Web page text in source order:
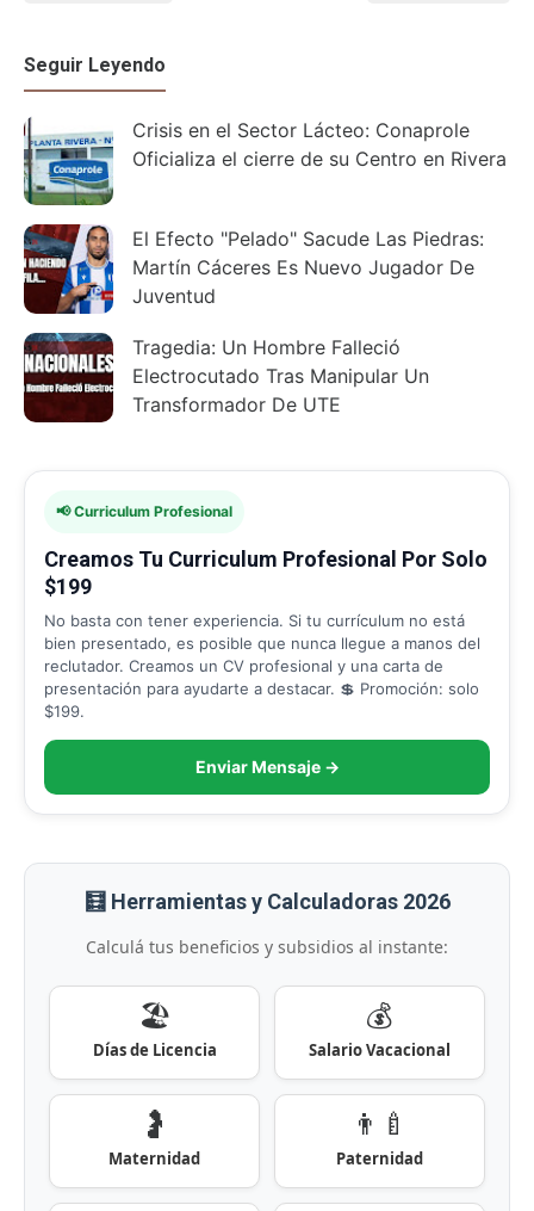
Seguir Leyendo
Crisis en el Sector Lácteo: Conaprole
Oficializa el cierre de su Centro en Rivera
El Efecto "Pelado" Sacude Las Piedras:
Martín Cáceres Es Nuevo Jugador De
Juventud
Tragedia: Un Hombre Falleció
Electrocutado Tras Manipular Un
Transformador De UTE
📢 Curriculum Profesional
Creamos Tu Curriculum Profesional Por Solo
$199
No basta con tener experiencia. Si tu currículum no está
bien presentado, es posible que nunca llegue a manos del
reclutador. Creamos un CV profesional y una carta de
presentación para ayudarte a destacar. 💲 Promoción: solo
$199.
Enviar Mensaje →
🧮 Herramientas y Calculadoras 2026
Calculá tus beneficios y subsidios al instante:
🏖️
Días de Licencia
💰
Salario Vacacional
🤰
Maternidad
👨‍🍼
Paternidad